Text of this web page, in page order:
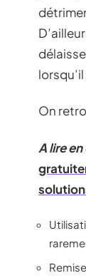
On
A lire